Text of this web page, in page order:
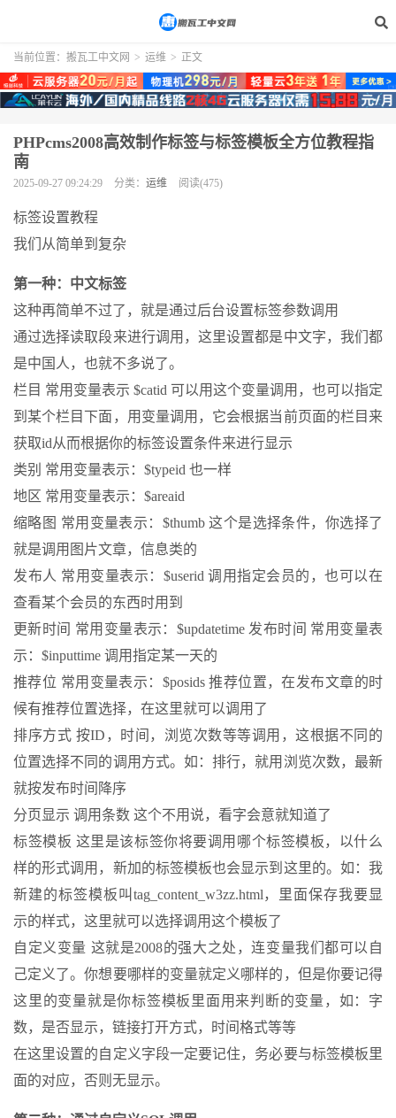
当前位置： 搬瓦工中文网 > 运维 > 正文
PHPcms2008高效制作标签与标签模板全方位教程指
南
2025-09-27 09:24:29 分类： 运维 阅读(475)
标签设置教程
我们从简单到复杂
第一种：中文标签
这种再简单不过了，就是通过后台设置标签参数调用
通过选择读取段来进行调用，这里设置都是中文字，我们都
是中国人，也就不多说了。
栏目 常用变量表示 $catid 可以用这个变量调用，也可以指定
到某个栏目下面，用变量调用，它会根据当前页面的栏目来
获取id从而根据你的标签设置条件来进行显示
类别 常用变量表示：$typeid 也一样
地区 常用变量表示：$areaid
缩略图 常用变量表示：$thumb 这个是选择条件，你选择了
就是调用图片文章，信息类的
发布人 常用变量表示：$userid 调用指定会员的，也可以在
查看某个会员的东西时用到
更新时间 常用变量表示：$updatetime 发布时间 常用变量表
示：$inputtime 调用指定某一天的
推荐位 常用变量表示：$posids 推荐位置，在发布文章的时
候有推荐位置选择，在这里就可以调用了
排序方式 按ID，时间，浏览次数等等调用，这根据不同的
位置选择不同的调用方式。如：排行，就用浏览次数，最新
就按发布时间降序
分页显示 调用条数 这个不用说，看字会意就知道了
标签模板 这里是该标签你将要调用哪个标签模板，以什么
样的形式调用，新加的标签模板也会显示到这里的。如：我
新建的标签模板叫tag_content_w3zz.html，里面保存我要显
示的样式，这里就可以选择调用这个模板了
自定义变量 这就是2008的强大之处，连变量我们都可以自
己定义了。你想要哪样的变量就定义哪样的，但是你要记得
这里的变量就是你标签模板里面用来判断的变量，如：字
数，是否显示，链接打开方式，时间格式等等
在这里设置的自定义字段一定要记住，务必要与标签模板里
面的对应，否则无显示。